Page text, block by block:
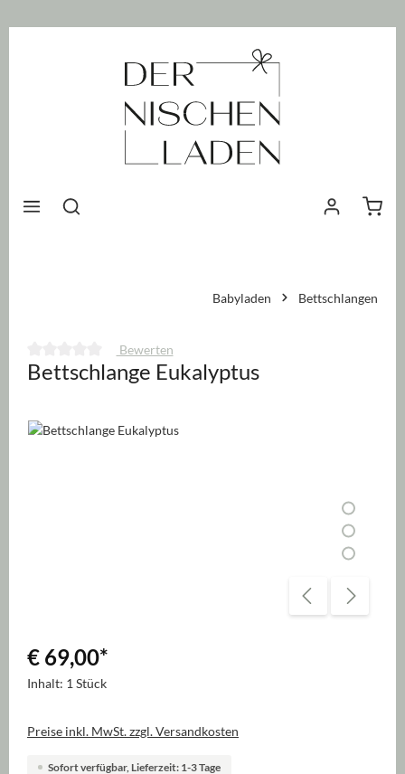
Babyladen Bettschlangen
Durchschnittliche Bewertung von 0 von 5 Sternen
Bewerten
Bettschlange Eukalyptus
Bildergalerie überspringen
€ 69,00*
Inhalt: 1 Stück
Preise inkl. MwSt. zzgl. Versandkosten
Sofort verfügbar, Lieferzeit: 1-3 Tage